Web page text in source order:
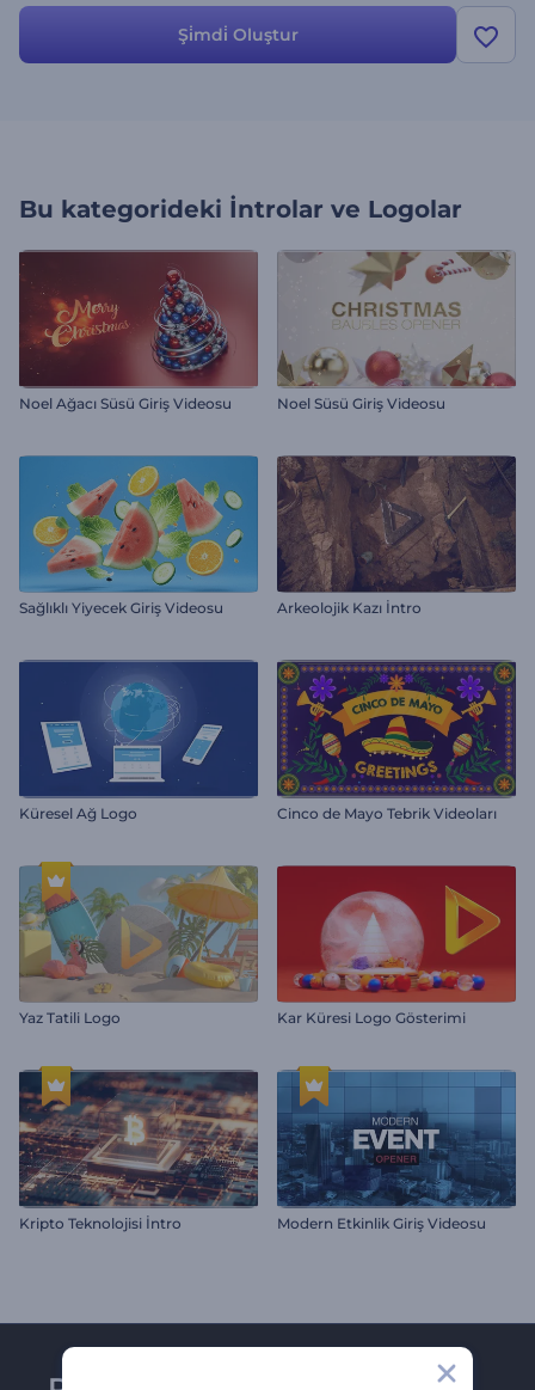
Şi̇mdi̇ Oluştur
Bu kategorideki İntrolar ve Logolar
Noel Ağacı Süsü Giriş Videosu Noel Süsü Giriş Videosu
Sağlıklı Yiyecek Giriş Videosu Arkeolojik Kazı İntro
Küresel Ağ Logo Cinco de Mayo Tebrik Videoları
Yaz Tatili Logo Kar Küresi Logo Gösterimi
Kripto Teknolojisi İntro Modern Etkinlik Giriş Videosu